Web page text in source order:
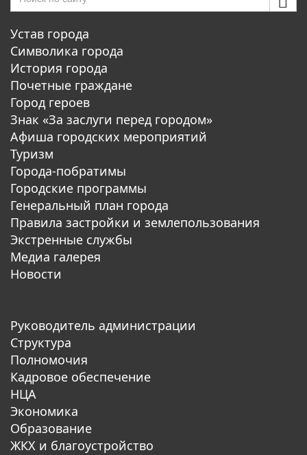
Устав города
Символика города
История города
Почетные граждане
Город героев
Знак «За заслуги перед городом»
Афиша городских мероприятий
Туризм
Города-побратимы
Городские программы
Генеральный план города
Правила застройки и землепользования
Экстренные службы
Медиа галерея
Новости
Руководитель администрации
Структура
Полномочия
Кадровое обеспечение
НЦА
Экономика
Образование
ЖКХ и благоустройство